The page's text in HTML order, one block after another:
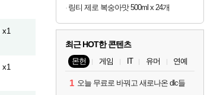
x1
x1
링티 제로 복숭아맛 500ml x 24개
최근 HOT한 콘텐츠
몬헌 게임 IT 유머 연예
1 오늘 무료로 바꿔고 새로나온 dlc들